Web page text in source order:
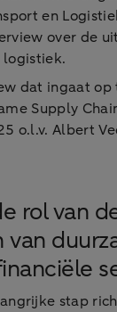
en
over de
dat ingaat op
Supply
o.l.v. Albert
rol van
van
stap